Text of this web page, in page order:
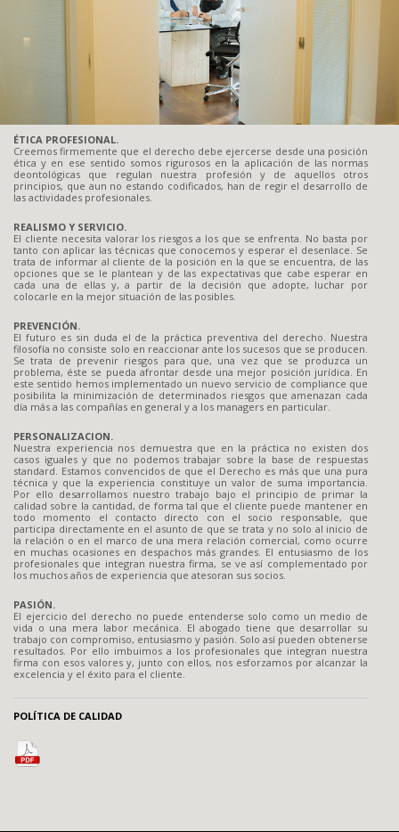
ÉTICA PROFESIONAL.
Creemos firmemente que el derecho debe ejercerse desde una posición
ética y en ese sentido somos rigurosos en la aplicación de las normas
deontológicas que regulan nuestra profesión y de aquellos otros
principios, que aun no estando codificados, han de regir el desarrollo de
las actividades profesionales.
REALISMO Y SERVICIO.
El cliente necesita valorar los riesgos a los que se enfrenta. No basta por
tanto con aplicar las técnicas que conocemos y esperar el desenlace. Se
trata de informar al cliente de la posición en la que se encuentra, de las
opciones que se le plantean y de las expectativas que cabe esperar en
cada una de ellas y, a partir de la decisión que adopte, luchar por
colocarle en la mejor situación de las posibles.
PREVENCIÓN.
El futuro es sin duda el de la práctica preventiva del derecho. Nuestra
filosofía no consiste solo en reaccionar ante los sucesos que se producen.
Se trata de prevenir riesgos para que, una vez que se produzca un
problema, éste se pueda afrontar desde una mejor posición jurídica. En
este sentido hemos implementado un nuevo servicio de compliance que
posibilita la minimización de determinados riesgos que amenazan cada
día más a las compañías en general y a los managers en particular.
PERSONALIZACION.
Nuestra experiencia nos demuestra que en la práctica no existen dos
casos iguales y que no podemos trabajar sobre la base de respuestas
standard. Estamos convencidos de que el Derecho es más que una pura
técnica y que la experiencia constituye un valor de suma importancia.
Por ello desarrollamos nuestro trabajo bajo el principio de primar la
calidad sobre la cantidad, de forma tal que el cliente puede mantener en
todo momento el contacto directo con el socio responsable, que
participa directamente en el asunto de que se trata y no solo al inicio de
la relación o en el marco de una mera relación comercial, como ocurre
en muchas ocasiones en despachos más grandes. El entusiasmo de los
profesionales que integran nuestra firma, se ve así complementado por
los muchos años de experiencia que atesoran sus socios.
PASIÓN.
El ejercicio del derecho no puede entenderse solo como un medio de
vida o una mera labor mecánica. El abogado tiene que desarrollar su
trabajo con compromiso, entusiasmo y pasión. Solo así pueden obtenerse
resultados. Por ello imbuimos a los profesionales que integran nuestra
firma con esos valores y, junto con ellos, nos esforzamos por alcanzar la
excelencia y el éxito para el cliente.
POLÍTICA DE CALIDAD